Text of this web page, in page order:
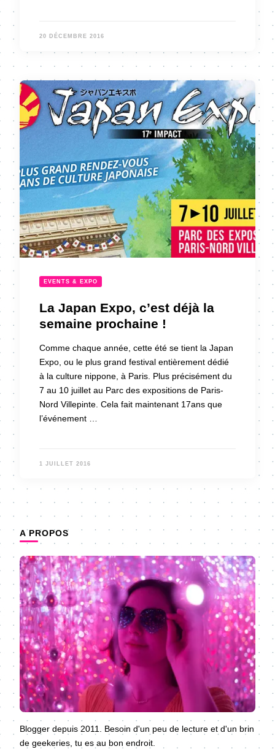
20 DÉCEMBRE 2016
EVENTS & EXPO
La Japan Expo, c’est déjà la
semaine prochaine !
Comme chaque année, cette été se tient la Japan
Expo, ou le plus grand festival entièrement dédié
à la culture nippone, à Paris. Plus précisément du
7 au 10 juillet au Parc des expositions de Paris-
Nord Villepinte. Cela fait maintenant 17ans que
l’événement …
1 JUILLET 2016
A PROPOS
Blogger depuis 2011. Besoin d'un peu de lecture et d'un brin
de geekeries, tu es au bon endroit.